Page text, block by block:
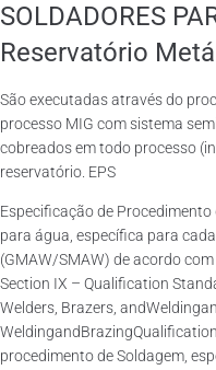
SOLDADORES
Reservatório
São executadas através do
processo MIG com sistema
cobreados em todo processo
reservatório. EPS
Especificação de
para água, específica para
(GMAW/SMAW) de acordo
Section IX – Qualification
Welders, Brazers,
procedimento de Soldagem,